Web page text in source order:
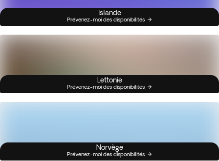
Islande
Prévenez-moi des disponibilités
Lettonie
Prévenez-moi des disponibilités
Norvège
Prévenez-moi des disponibilités